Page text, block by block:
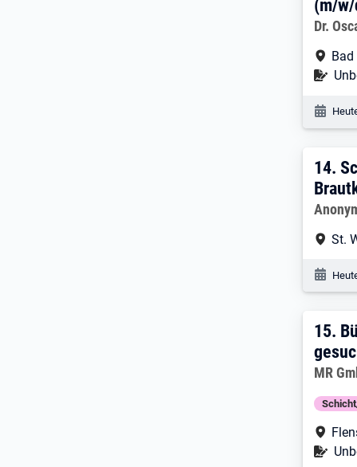
(m/
Dr.
14.
14.
St.
15.
15.
MR